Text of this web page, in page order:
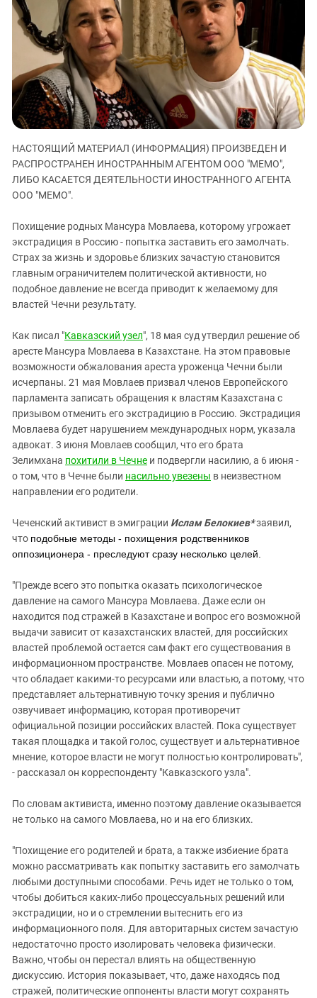
ЗАСТАВЛЯЕТ
КАВКАЗ ЗА ПАЛЕСТИНУ
ИНАКОМЫСЛИЕ В ЧЕЧНЕ
ПРЕСЛЕДОВАНИЕ АКТИВИСТОВ
МОБИЛИЗАЦИЯ И ПРОТЕСТЫ
Дагестан
Ингушетия
Кабардино-Балкария
Калмыкия
Карачаево-Черкесия
Краснодарский край
Нагорный Карабах
Российская Федерация
Ростовская область
СКФО
Ставропольский край
Чечня
Южная Осетия
ЮФО
НАСТОЯЩИЙ МАТЕРИАЛ (ИНФОРМАЦИЯ) ПРОИЗВЕДЕН И
РАСПРОСТРАНЕН ИНОСТРАННЫМ АГЕНТОМ ООО "МЕМО",
ЛИБО КАСАЕТСЯ ДЕЯТЕЛЬНОСТИ ИНОСТРАННОГО АГЕНТА
ООО "МЕМО".
Похищение родных Мансура Мовлаева, которому угрожает
экстрадиция в Россию - попытка заставить его замолчать.
Страх за жизнь и здоровье близких зачастую становится
главным ограничителем политической активности, но
подобное давление не всегда приводит к желаемому для
властей Чечни результату.
Как писал "Кавказский узел", 18 мая суд утвердил решение об
аресте Мансура Мовлаева в Казахстане. На этом правовые
возможности обжалования ареста уроженца Чечни были
исчерпаны. 21 мая Мовлаев призвал членов Европейского
парламента записать обращения к властям Казахстана с
призывом отменить его экстрадицию в Россию. Экстрадиция
Мовлаева будет нарушением международных норм, указала
адвокат. 3 июня Мовлаев сообщил, что его брата
Зелимхана похитили в Чечне и подвергли насилию, а 6 июня -
о том, что в Чечне были насильно увезены в неизвестном
направлении его родители.
Чеченский активист в эмиграции Ислам Белокиев*заявил,
что подобные методы - похищения родственников
оппозиционера - преследуют сразу несколько целей.
"Прежде всего это попытка оказать психологическое
давление на самого Мансура Мовлаева. Даже если он
находится под стражей в Казахстане и вопрос его возможной
выдачи зависит от казахстанских властей, для российских
властей проблемой остается сам факт его существования в
информационном пространстве. Мовлаев опасен не потому,
что обладает какими-то ресурсами или властью, а потому, что
представляет альтернативную точку зрения и публично
озвучивает информацию, которая противоречит
официальной позиции российских властей. Пока существует
такая площадка и такой голос, существует и альтернативное
мнение, которое власти не могут полностью контролировать",
- рассказал он корреспонденту "Кавказского узла".
По словам активиста, именно поэтому давление оказывается
не только на самого Мовлаева, но и на его близких.
"Похищение его родителей и брата, а также избиение брата
можно рассматривать как попытку заставить его замолчать
любыми доступными способами. Речь идет не только о том,
чтобы добиться каких-либо процессуальных решений или
экстрадиции, но и о стремлении вытеснить его из
информационного поля. Для авторитарных систем зачастую
недостаточно просто изолировать человека физически.
Важно, чтобы он перестал влиять на общественную
дискуссию. История показывает, что, даже находясь под
стражей, политические оппоненты власти могут сохранять